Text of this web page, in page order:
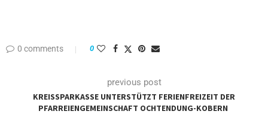
0 comments 0
previous post
KREISSPARKASSE UNTERSTÜTZT FERIENFREIZEIT DER
PFARREIENGEMEINSCHAFT OCHTENDUNG-KOBERN